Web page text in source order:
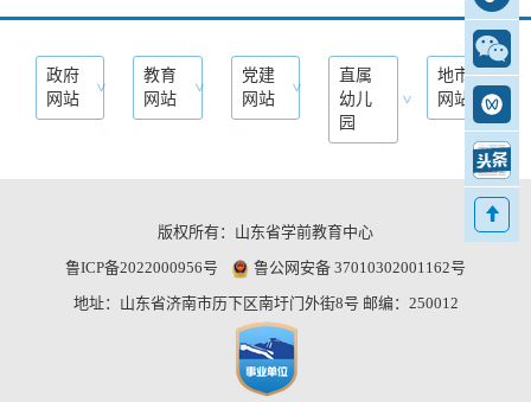
抖音号
公众号
视频号
头条
政府
网站
>
教育
网站
>
党建
网站
>
直属
幼儿
园
>
地市
网站
>
版权所有：山东省学前教育中心
鲁ICP备2022000956号
鲁公网安备 37010302001162号
地址：山东省济南市历下区南圩门外街8号 邮编：250012